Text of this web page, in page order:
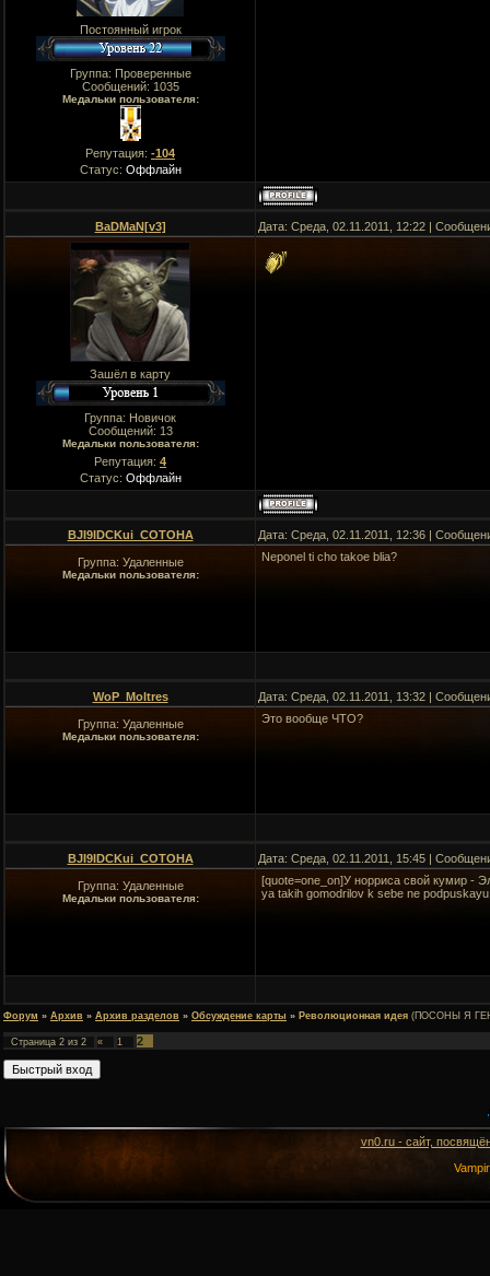
Постоянный игрок
Группа: Проверенные
Сообщений: 1035
Медальки пользователя:
Репутация: -104
Статус: Оффлайн
BaDMaN[v3] Дата: Среда, 02.11.2011, 12:22 |
Зашёл в карту
Группа: Новичок
Сообщений: 13
Медальки пользователя:
Репутация: 4
Статус: Оффлайн
BJI9IDCKui_COTOHA Дата: Среда, 02.11.2011, 12:36 |
Группа: Удаленные
Медальки пользователя:
Neponel ti cho takoe blia?
WoP_Moltres Дата: Среда, 02.11.2011, 13:32 |
Группа: Удаленные
Медальки пользователя:
Это вообще ЧТО?
BJI9IDCKui_COTOHA Дата: Среда, 02.11.2011, 15:45 |
Группа: Удаленные
Медальки пользователя:
[quote=one_on]У норриса свой кумир -
ya takih gomodrilov k sebe ne podpuskayu
Форум » Архив » Архив разделов » Обсуждение карты » Революционная идея (ПОСОНЫ Я
Страница 2 из 2 « 1 2
vn0.ru - сайт,